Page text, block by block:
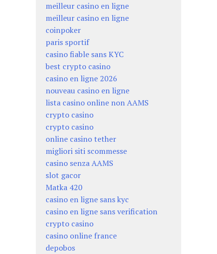
meilleur casino en ligne
meilleur casino en ligne
coinpoker
paris sportif
casino fiable sans KYC
best crypto casino
casino en ligne 2026
nouveau casino en ligne
lista casino online non AAMS
crypto casino
crypto casino
online casino tether
migliori siti scommesse
casino senza AAMS
slot gacor
Matka 420
casino en ligne sans kyc
casino en ligne sans verification
crypto casino
casino online france
depobos